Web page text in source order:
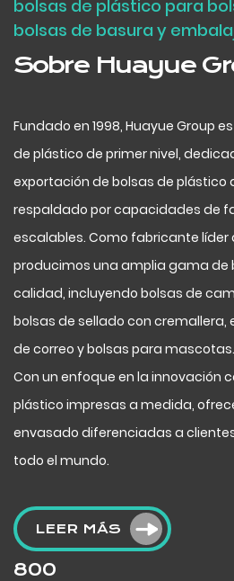
bolsas de plástico para
bolsas de basura y
Sobre Huayue
Fundado en 1998, Huayue Group
de plástico de primer nivel,
exportación de bolsas de plástico
respaldado por capacidades de
escalables. Como fabricante líder
producimos una amplia gama de
calidad, incluyendo bolsas de
bolsas de sellado con cremallera,
de correo y bolsas para mascotas.
Con un enfoque en la innovación
plástico impresas a medida,
envasado diferenciadas a
todo el mundo.
LEER MÁS
800